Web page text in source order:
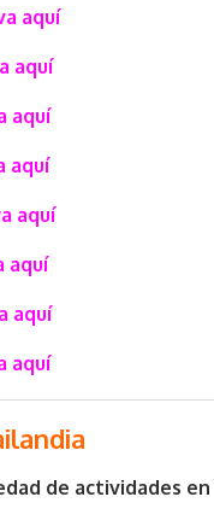
aquí
aquí
aquí
aquí
aquí
aquí
aquí
aquí
de actividades